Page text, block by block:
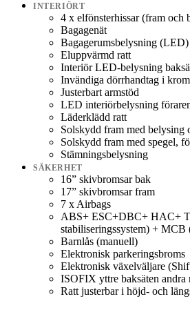
INTERIÖRT
4 x elfönsterhissar (fram och
Bagagenät
Bagagerumsbelysning (LED)
Eluppvärmd ratt
Interiör LED-belysning
Invändiga dörrhandtag i
Justerbart armstöd
LED interiörbelysning
Läderklädd ratt
Solskydd fram med belysing
Solskydd fram med spegel,
Stämningsbelysning
SÄKERHET
16” skivbromsar bak
17” skivbromsar fram
7 x Airbags
ABS+ ESC+DBC+ HAC+
stabiliseringssystem) +
Barnlås (manuell)
Elektronisk parkeringsbroms
Elektronisk växelväljare
ISOFIX yttre baksäten andra
Ratt justerbar i höjd- och